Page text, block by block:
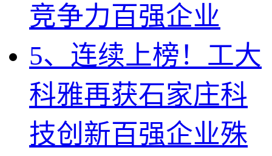
竞争力百强企业
5、连续上榜！工大
科雅再获石家庄科
技创新百强企业殊